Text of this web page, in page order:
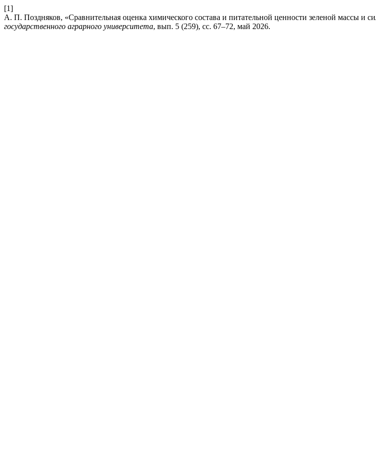
[1]
А. П. Поздняков, «Сравнительная оценка химического состава и питательной ценности зеленой массы и
государственного аграрного университета, вып. 5 (259), сс. 67–72, май 2026.